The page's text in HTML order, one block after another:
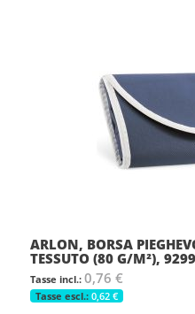
ARLON, BORSA
TESSUTO (80 G/M²),
0,76 €
0,62 €